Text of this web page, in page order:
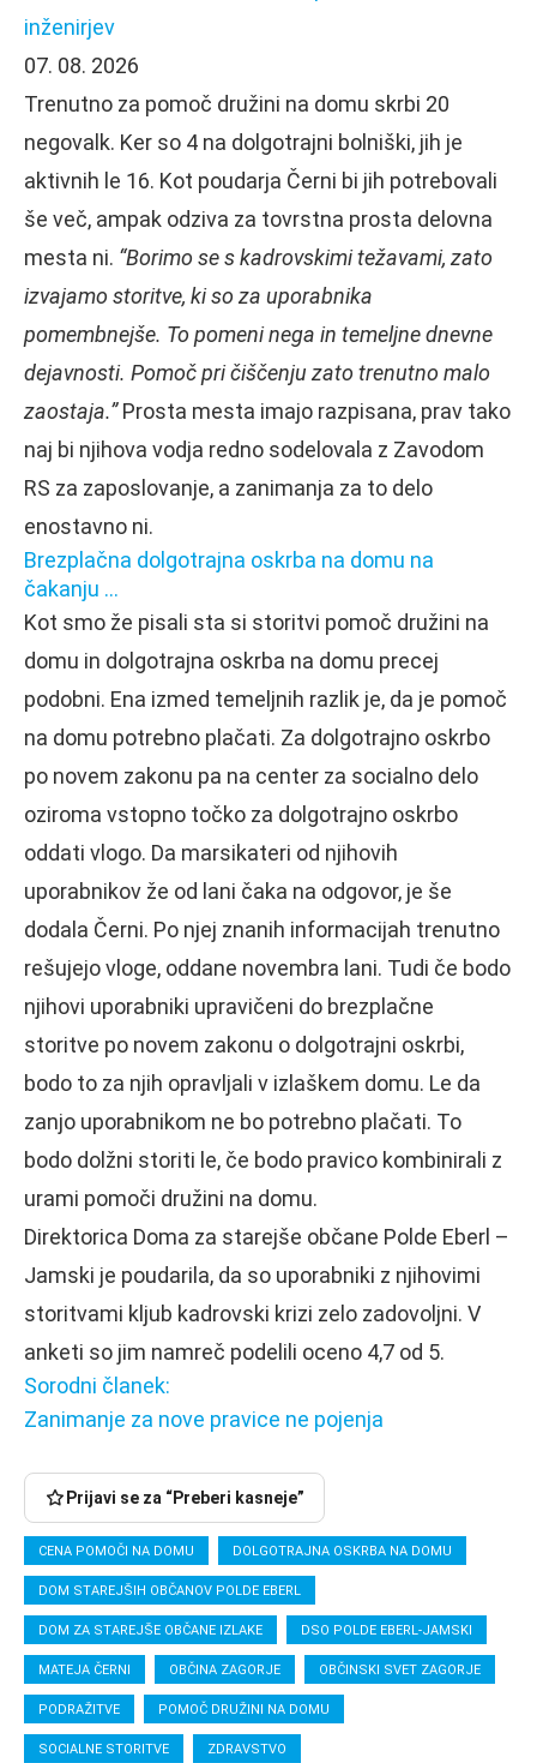
inženirjev
07. 08. 2026
Trenutno za pomoč družini na domu skrbi 20
negovalk. Ker so 4 na dolgotrajni bolniški, jih je
aktivnih le 16. Kot poudarja Černi bi jih potrebovali
še več, ampak odziva za tovrstna prosta delovna
mesta ni. “Borimo se s kadrovskimi težavami, zato
izvajamo storitve, ki so za uporabnika
pomembnejše. To pomeni nega in temeljne dnevne
dejavnosti. Pomoč pri čiščenju zato trenutno malo
zaostaja.”Prosta mesta imajo razpisana, prav tako
naj bi njihova vodja redno sodelovala z Zavodom
RS za zaposlovanje, a zanimanja za to delo
enostavno ni.
Brezplačna dolgotrajna oskrba na domu na
čakanju …
Kot smo že pisali sta si storitvi pomoč družini na
domu in dolgotrajna oskrba na domu precej
podobni. Ena izmed temeljnih razlik je, da je pomoč
na domu potrebno plačati. Za dolgotrajno oskrbo
po novem zakonu pa na center za socialno delo
oziroma vstopno točko za dolgotrajno oskrbo
oddati vlogo. Da marsikateri od njihovih
uporabnikov že od lani čaka na odgovor, je še
dodala Černi. Po njej znanih informacijah trenutno
rešujejo vloge, oddane novembra lani. Tudi če bodo
njihovi uporabniki upravičeni do brezplačne
storitve po novem zakonu o dolgotrajni oskrbi,
bodo to za njih opravljali v izlaškem domu. Le da
zanjo uporabnikom ne bo potrebno plačati. To
bodo dolžni storiti le, če bodo pravico kombinirali z
urami pomoči družini na domu.
Direktorica Doma za starejše občane Polde Eberl –
Jamski je poudarila, da so uporabniki z njihovimi
storitvami kljub kadrovski krizi zelo zadovoljni. V
anketi so jim namreč podelili oceno 4,7 od 5.
Sorodni članek:
Zanimanje za nove pravice ne pojenja
Prijavi se za “Preberi kasneje”
CENA POMOČI NA DOMU DOLGOTRAJNA OSKRBA NA DOMU
DOM STAREJŠIH OBČANOV POLDE EBERL
DOM ZA STAREJŠE OBČANE IZLAKE DSO POLDE EBERL-JAMSKI
MATEJA ČERNI OBČINA ZAGORJE OBČINSKI SVET ZAGORJE
PODRAŽITVE POMOČ DRUŽINI NA DOMU
SOCIALNE STORITVE ZDRAVSTVO